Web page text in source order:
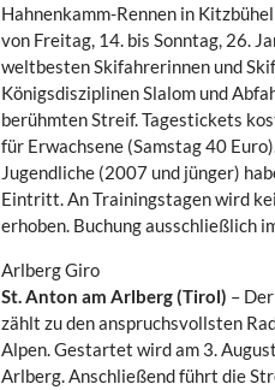
Hahnenkamm-Rennen in
von Freitag, 14. bis Sonntag, 26.
weltbesten Skifahrerinnen und
Königsdisziplinen Slalom und
berühmten Streif. Tagestickets
für Erwachsene (Samstag 40
Jugendliche (2007 und jünger)
Eintritt. An Trainingstagen wird
erhoben. Buchung ausschließlich
Arlberg Giro
St. Anton am Arlberg (Tirol) –
zählt zu den anspruchsvollsten
Alpen. Gestartet wird am 3.
Arlberg. Anschließend führt die